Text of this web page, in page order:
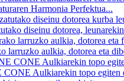
Harmonia Perfektua...
diseinu dotorea,
larruzko aulkia, dotorea eta
Aulkiarekin topo egiten